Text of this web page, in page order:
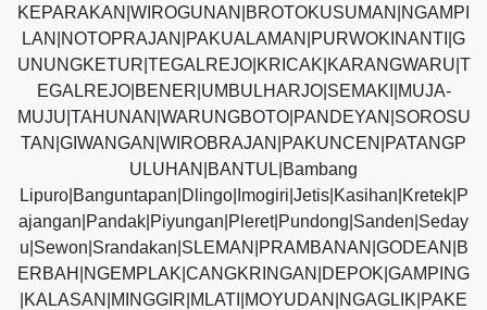
KEPARAKAN|WIROGUNAN|BROTOKUSUMAN|NGAMPI
LAN|NOTOPRAJAN|PAKUALAMAN|PURWOKINANTI|G
UNUNGKETUR|TEGALREJO|KRICAK|KARANGWARU|T
EGALREJO|BENER|UMBULHARJO|SEMAKI|MUJA-
MUJU|TAHUNAN|WARUNGBOTO|PANDEYAN|SOROSU
TAN|GIWANGAN|WIROBRAJAN|PAKUNCEN|PATANGP
ULUHAN|BANTUL|Bambang
Lipuro|Banguntapan|Dlingo|Imogiri|Jetis|Kasihan|Kretek|P
ajangan|Pandak|Piyungan|Pleret|Pundong|Sanden|Seday
u|Sewon|Srandakan|SLEMAN|PRAMBANAN|GODEAN|B
ERBAH|NGEMPLAK|CANGKRINGAN|DEPOK|GAMPING
|KALASAN|MINGGIR|MLATI|MOYUDAN|NGAGLIK|PAKE